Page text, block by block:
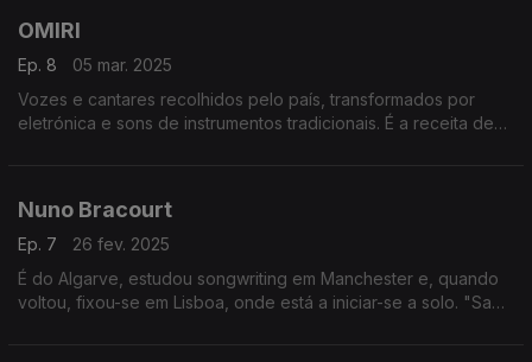
OMIRI
Ep. 8
05 mar. 2025
Vozes e cantares recolhidos pelo país, transformados por
eletrónica e sons de instrumentos tradicionais. É a receita de
Nuno Bracourt
Ep. 7
26 fev. 2025
É do Algarve, estudou songwriting em Manchester e, quando
voltou, fixou-se em Lisboa, onde está a iniciar-se a solo. "Sabe